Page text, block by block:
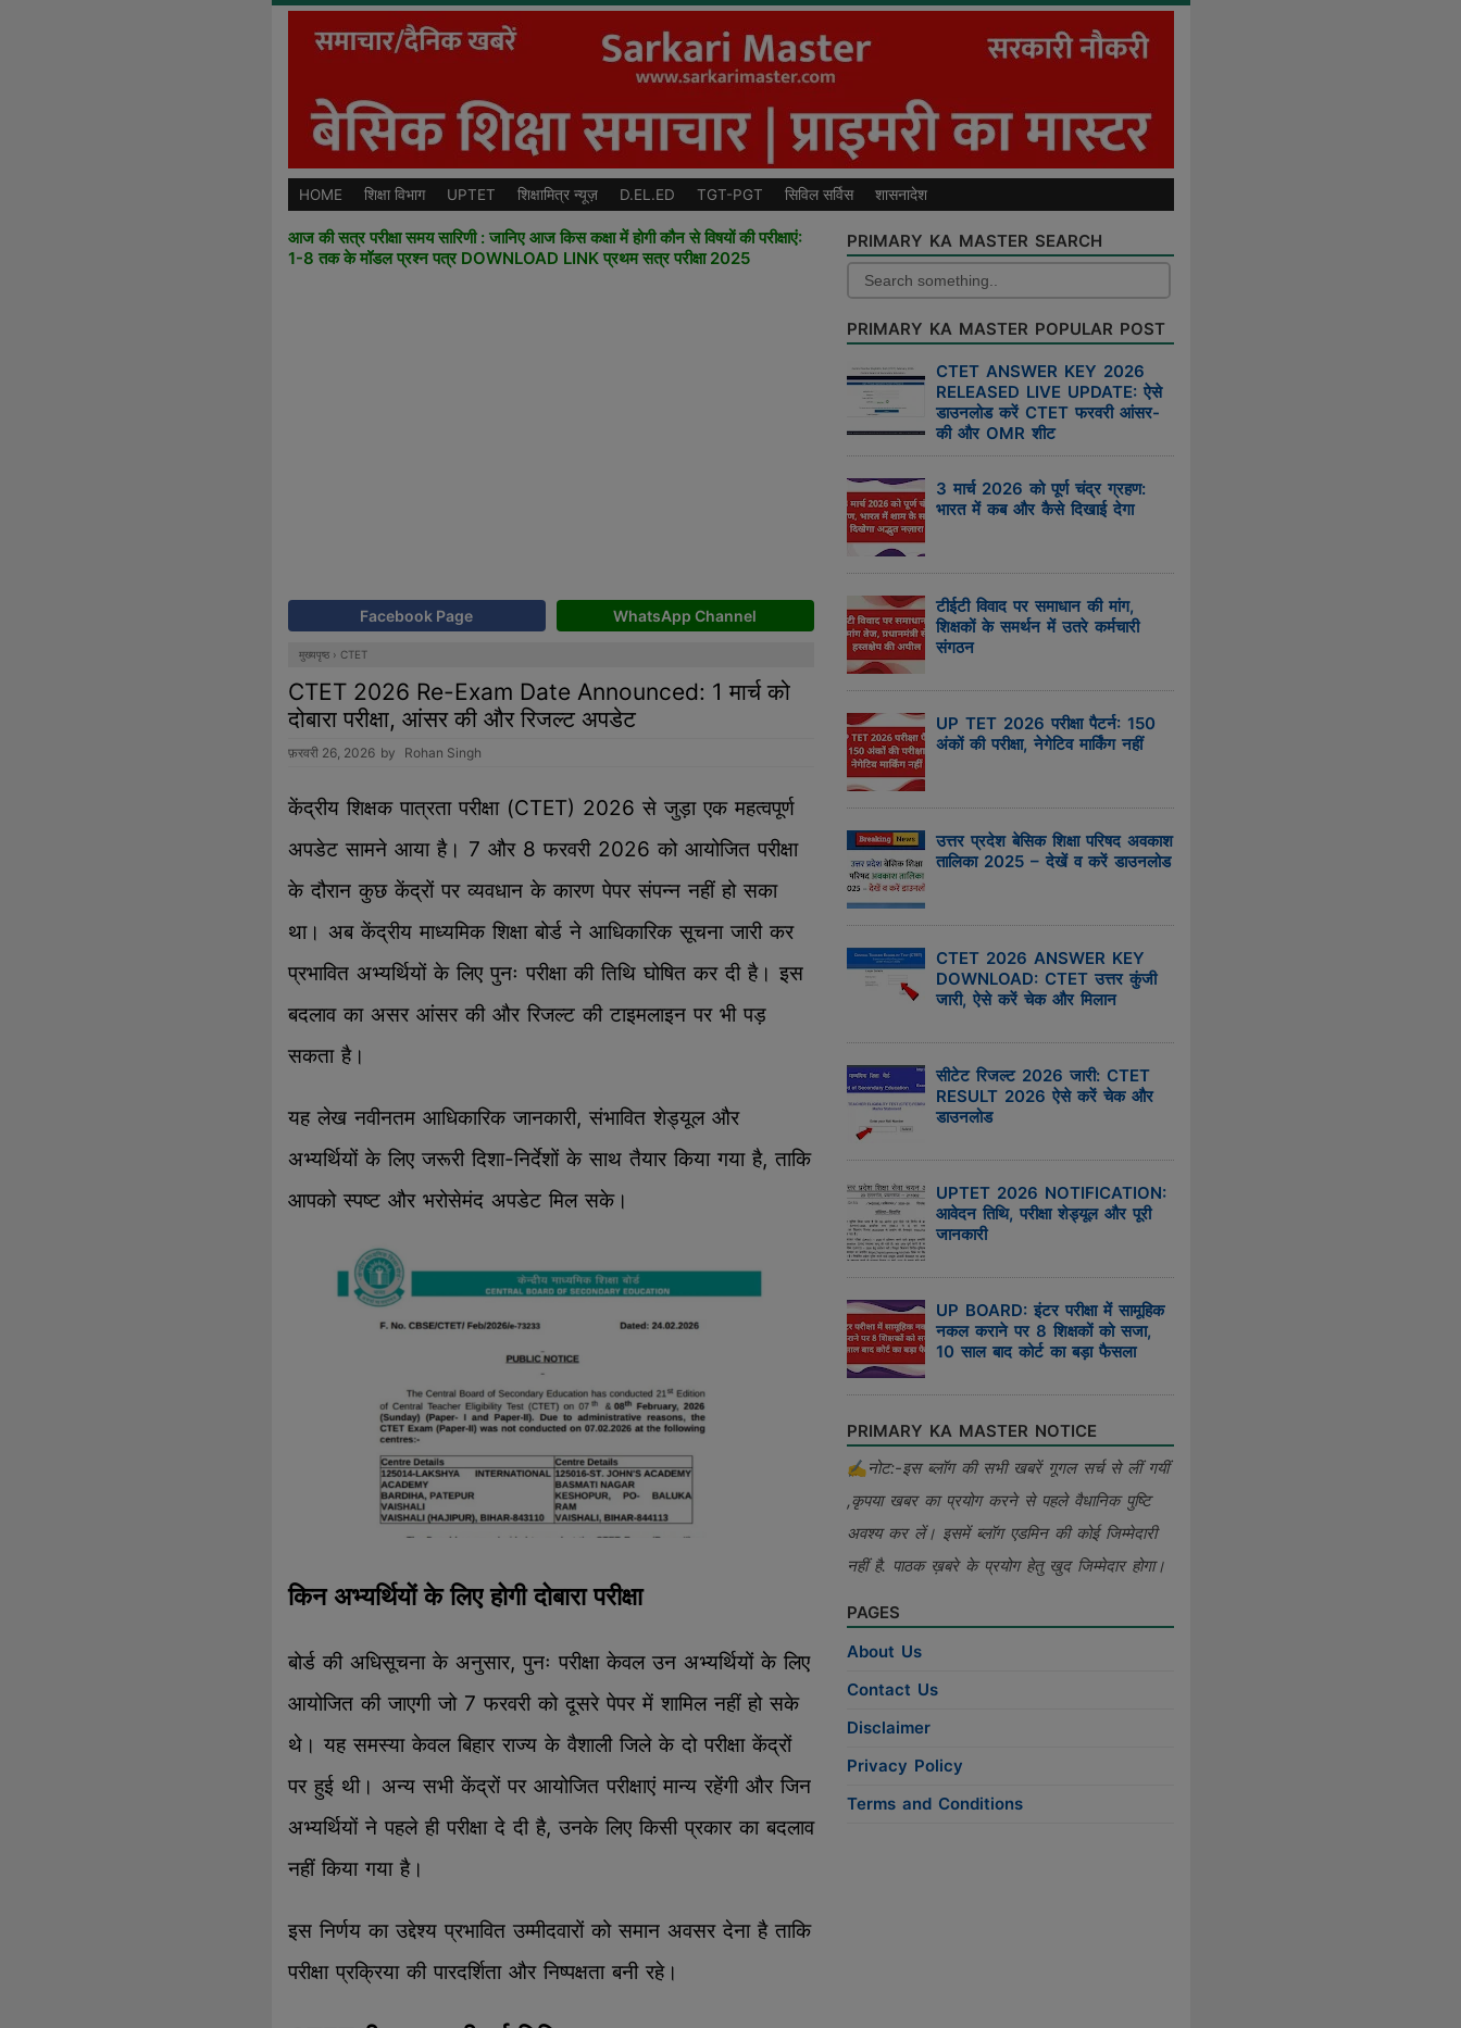
HOME शिक्षा विभाग UPTET शिक्षामित्र न्यूज़ D.EL.ED TGT-PGT सिविल सर्विस शासनादेश
आज की सत्र परीक्षा समय सारिणी : जानिए आज किस कक्षा में होगी कौन से विषयों की परीक्षाएं:
1-8 तक के मॉडल प्रश्न पत्र DOWNLOAD LINK प्रथम सत्र परीक्षा 2025
Facebook Page WhatsApp Channel
मुख्यपृष्ठ› CTET
CTET 2026 Re-Exam Date Announced: 1 मार्च को
दोबारा परीक्षा, आंसर की और रिजल्ट अपडेट
फ़रवरी 26, 2026 by Rohan Singh
केंद्रीय शिक्षक पात्रता परीक्षा (CTET) 2026 से जुड़ा एक महत्वपूर्ण
अपडेट सामने आया है। 7 और 8 फरवरी 2026 को आयोजित परीक्षा
के दौरान कुछ केंद्रों पर व्यवधान के कारण पेपर संपन्न नहीं हो सका
था। अब केंद्रीय माध्यमिक शिक्षा बोर्ड ने आधिकारिक सूचना जारी कर
प्रभावित अभ्यर्थियों के लिए पुनः परीक्षा की तिथि घोषित कर दी है। इस
बदलाव का असर आंसर की और रिजल्ट की टाइमलाइन पर भी पड़
सकता है।
यह लेख नवीनतम आधिकारिक जानकारी, संभावित शेड्यूल और
अभ्यर्थियों के लिए जरूरी दिशा-निर्देशों के साथ तैयार किया गया है, ताकि
आपको स्पष्ट और भरोसेमंद अपडेट मिल सके।
किन अभ्यर्थियों के लिए होगी दोबारा परीक्षा
बोर्ड की अधिसूचना के अनुसार, पुनः परीक्षा केवल उन अभ्यर्थियों के लिए
आयोजित की जाएगी जो 7 फरवरी को दूसरे पेपर में शामिल नहीं हो सके
थे। यह समस्या केवल बिहार राज्य के वैशाली जिले के दो परीक्षा केंद्रों
पर हुई थी। अन्य सभी केंद्रों पर आयोजित परीक्षाएं मान्य रहेंगी और जिन
अभ्यर्थियों ने पहले ही परीक्षा दे दी है, उनके लिए किसी प्रकार का बदलाव
नहीं किया गया है।
इस निर्णय का उद्देश्य प्रभावित उम्मीदवारों को समान अवसर देना है ताकि
परीक्षा प्रक्रिया की पारदर्शिता और निष्पक्षता बनी रहे।
PRIMARY KA MASTER SEARCH
PRIMARY KA MASTER POPULAR POST
CTET ANSWER KEY 2026
RELEASED LIVE UPDATE: ऐसे
डाउनलोड करें CTET फरवरी आंसर-
की और OMR शीट
3 मार्च 2026 को पूर्ण चंद्र ग्रहण:
भारत में कब और कैसे दिखाई देगा
टीईटी विवाद पर समाधान की मांग,
शिक्षकों के समर्थन में उतरे कर्मचारी
संगठन
UP TET 2026 परीक्षा पैटर्न: 150
अंकों की परीक्षा, नेगेटिव मार्किंग नहीं
उत्तर प्रदेश बेसिक शिक्षा परिषद अवकाश
तालिका 2025 – देखें व करें डाउनलोड
CTET 2026 ANSWER KEY
DOWNLOAD: CTET उत्तर कुंजी
जारी, ऐसे करें चेक और मिलान
सीटेट रिजल्ट 2026 जारी: CTET
RESULT 2026 ऐसे करें चेक और
डाउनलोड
UPTET 2026 NOTIFICATION:
आवेदन तिथि, परीक्षा शेड्यूल और पूरी
जानकारी
UP BOARD: इंटर परीक्षा में सामूहिक
नकल कराने पर 8 शिक्षकों को सजा,
10 साल बाद कोर्ट का बड़ा फैसला
PRIMARY KA MASTER NOTICE
✍नोट:-इस ब्लॉग की सभी खबरें गूगल सर्च से लीं गयीं
,कृपया खबर का प्रयोग करने से पहले वैधानिक पुष्टि
अवश्य कर लें। इसमें ब्लॉग एडमिन की कोई जिम्मेदारी
नहीं है. पाठक ख़बरे के प्रयोग हेतु खुद जिम्मेदार होगा।
PAGES
About Us
Contact Us
Disclaimer
Privacy Policy
Terms and Conditions